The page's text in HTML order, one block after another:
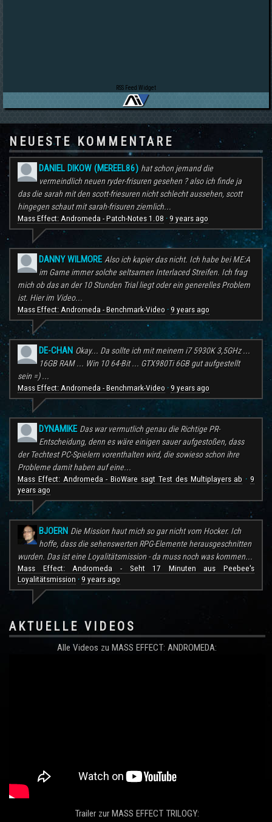
RSS Feed Widget
NEUESTE KOMMENTARE
DANIEL DIKOW (MEREEL86) hat schon jemand die
vermeindlich neuen ryder-frisuren gesehen ? also ich finde ja
das die sarah mit den scott-friesuren nicht schlecht aussehen, scott
hingegen schaut mit sarah-frisuren ziemlich...
Mass Effect: Andromeda - Patch-Notes 1.08 · 9 years ago
DANNY WILMORE Also ich kapier das nicht. Ich habe bei ME:A
im Game immer solche seltsamen Interlaced Streifen. Ich frag
mich ob das an der 10 Stunden Trial liegt oder ein generelles Problem
ist. Hier im Video...
Mass Effect: Andromeda - Benchmark-Video · 9 years ago
DE-CHAN Okay... Da sollte ich mit meinem i7 5930K 3,5GHz ...
16GB RAM ... Win 10 64-Bit ... GTX980Ti 6GB gut aufgestellt
sein =) ...
Mass Effect: Andromeda - Benchmark-Video · 9 years ago
DYNAMIKE Das war vermutlich genau die Richtige PR-
Entscheidung, denn es wäre einigen sauer aufgestoßen, dass
der Techtest PC-Spielern vorenthalten wird, die sowieso schon ihre
Probleme damit haben auf eine...
Mass Effect: Andromeda - BioWare sagt Test des Multiplayers ab ·9
years ago
BJOERN Die Mission haut mich so gar nicht vom Hocker. Ich
hoffe, dass die sehenswerten RPG-Elemente herausgeschnitten
wurden. Das ist eine Loyalitätsmission - da muss noch was kommen...
Mass Effect: Andromeda - Seht 17 Minuten aus Peebee's
Loyalitätsmission · 9 years ago
AKTUELLE VIDEOS
Alle Videos zu MASS EFFECT: ANDROMEDA:
Trailer zur MASS EFFECT TRILOGY: